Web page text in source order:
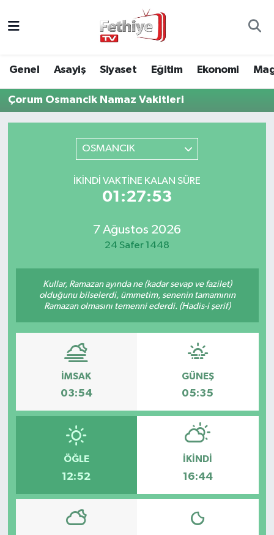
Genel Asayiş Siyaset Eğitim Ekonomi
Çorum Osmancik Namaz Vakitleri
OSMANCIK
İKINDI VAKTINE KALAN SÜRE
01:27:53
7 Ağustos 2026
24 Safer 1448
Kullar, Ramazan ayında ne (kadar sevap ve fazilet)
olduğunu bilselerdi, ümmetim, senenin tamamının
Ramazan olmasını temenni ederdi. (Hadis-i şerif)
İMSAK
03:54
GÜNEŞ
05:35
ÖĞLE
12:52
İKINDI
16:44
Turizm
Muğla Hava Durumu
Muğla Trafik Yoğunluk Haritası
Tüm Manşetler
Son Dakika Haberleri